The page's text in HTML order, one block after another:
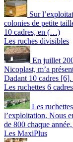
Sur
colonies de petite
10 cadres, en (…)
Les ruches divisibles
En juillet
Nicoplast, m’a
Dadant 10 cadres
Les ruchettes 6 cadres
Les
l’exploitation. Nous
de 800 chaque
Les MaxiPlus